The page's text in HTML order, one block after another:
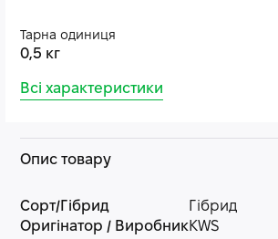
Тарна одиниця
0,5 кг
Всі характеристики
Опис товару
Сорт/Гібрид
Гібрид
Оригінатор / Виробник KWS